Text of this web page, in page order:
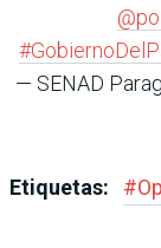
— SENAD
Etiquetas: #